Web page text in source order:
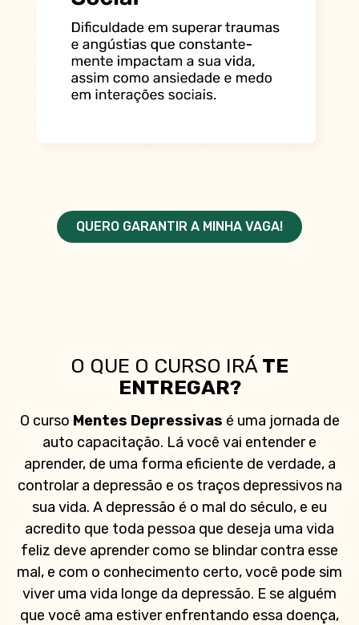
QUERO GARANTIR A MINHA VAGA!
O QUE O CURSO IRÁ TE
ENTREGAR?
O curso Mentes Depressivas é uma jornada de
auto capacitação. Lá você vai entender e
aprender, de uma forma eficiente de verdade, a
controlar a depressão e os traços depressivos na
sua vida. A depressão é o mal do século, e eu
acredito que toda pessoa que deseja uma vida
feliz deve aprender como se blindar contra esse
mal, e com o conhecimento certo, você pode sim
viver uma vida longe da depressão. E se alguém
que você ama estiver enfrentando essa doença,